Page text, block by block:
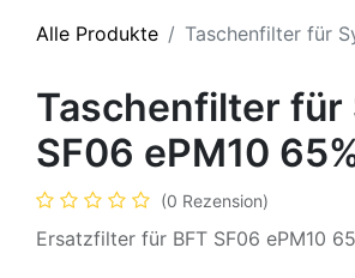
Alle Produkte Taschenfilter für
Taschenfilter für
SF06 ePM10
(0 Rezension)
Ersatzfilter für BFT SF06 ePM10